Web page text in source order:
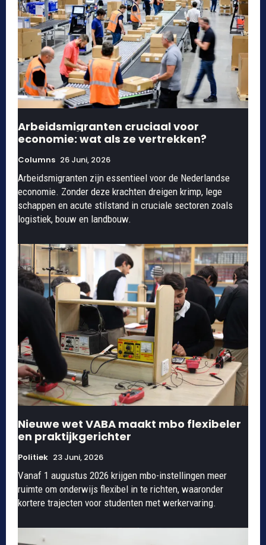
Arbeidsmigranten cruciaal voor
economie: wat als ze vertrekken?
Columns 26 Juni, 2026
Arbeidsmigranten zijn essentieel voor de Nederlandse
economie. Zonder deze krachten dreigen krimp, lege
schappen en acute stilstand in cruciale sectoren zoals
logistiek, bouw en landbouw.
Nieuwe wet VABA maakt mbo flexibeler
en praktijkgerichter
Politiek 23 Juni, 2026
Vanaf 1 augustus 2026 krijgen mbo-instellingen meer
ruimte om onderwijs flexibel in te richten, waaronder
kortere trajecten voor studenten met werkervaring.